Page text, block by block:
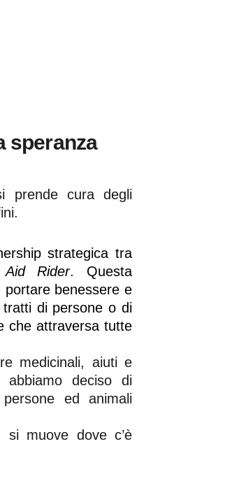
prende cura degli
strategica tra
Aid Rider. Questa
portare benessere e
di persone o di
che attraversa tutte
medicinali, aiuti e
deciso di
ed animali
si muove dove c’è
speranza